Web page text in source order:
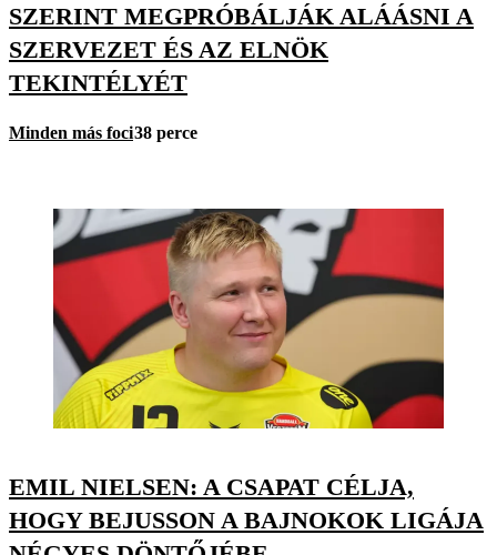
SZERINT MEGPRÓBÁLJÁK ALÁÁSNI A
SZERVEZET ÉS AZ ELNÖK
TEKINTÉLYÉT
Minden más foci38 perce
EMIL NIELSEN: A CSAPAT CÉLJA,
HOGY BEJUSSON A BAJNOKOK LIGÁJA